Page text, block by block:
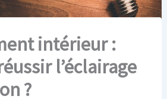
intérieur :
l’éclairage
?